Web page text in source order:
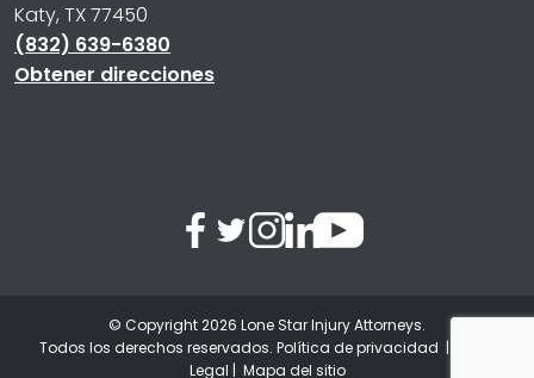
Katy, TX 77450
(832) 639-6380
Obtener direcciones
© Copyright 2026 Lone Star Injury Attorneys.
Todos los derechos reservados. Política de privacidad |
Legal | Mapa del sitio